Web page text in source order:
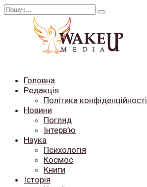
Перейти
Search
Головна
Редакція
Політика конфіденційності
Новини
Погляд
Інтерв’ю
Наука
Психологія
Космос
Книги
Історія